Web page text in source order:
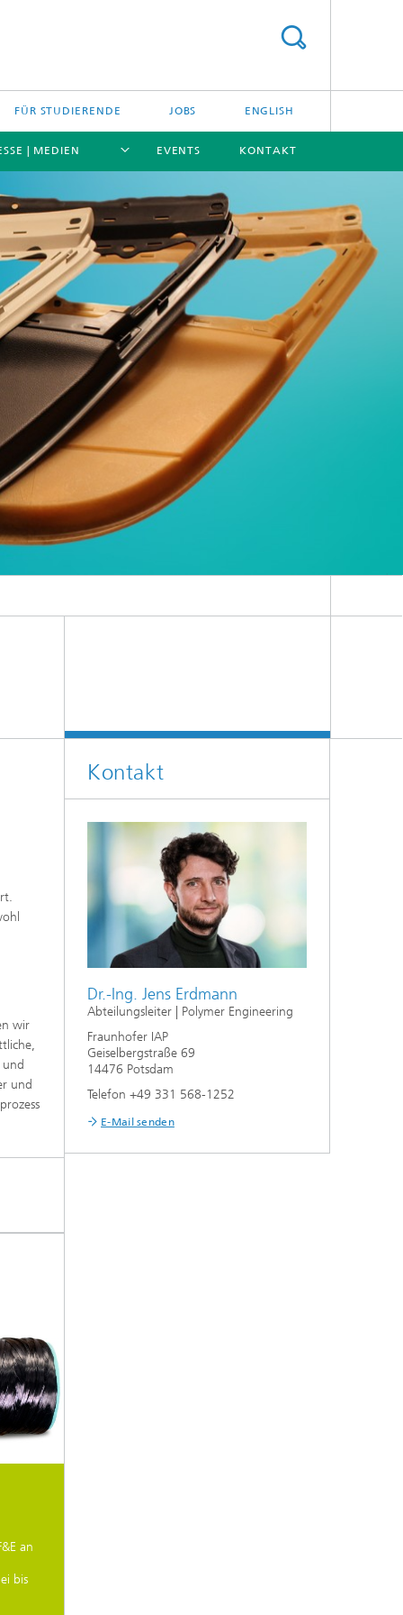
FÜR STUDIERENDE JOBS ENGLISH
| MEDIEN EVENTS KONTAKT
wir
und
an
bis
Kontakt
Dr.-Ing. Jens Erdmann
Abteilungsleiter | Polymer Engineering
Fraunhofer IAP
Geiselbergstraße 69
14476 Potsdam
Telefon +49 331 568-1252
E-Mail senden